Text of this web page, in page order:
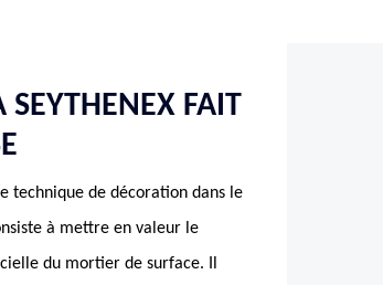
SEYTHENEX FAIT
technique de décoration dans le
à mettre en valeur le
du mortier de surface. Il